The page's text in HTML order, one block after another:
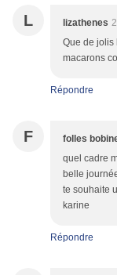
L lizathenes
Que de jolis
macarons
Répondre
F folles
quel cadre
belle
te souhaite
karine
Répondre